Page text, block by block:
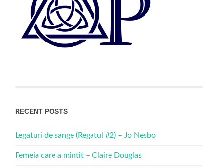
RECENT POSTS
Legaturi de sange (Regatul #2) – Jo Nesbo
Femeia care a mintit – Claire Douglas